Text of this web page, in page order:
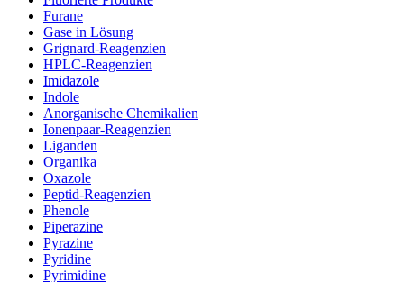
Furane
Gase in Lösung
Grignard-Reagenzien
HPLC-Reagenzien
Imidazole
Indole
Anorganische Chemikalien
Ionenpaar-Reagenzien
Liganden
Organika
Oxazole
Peptid-Reagenzien
Phenole
Piperazine
Pyrazine
Pyridine
Pyrimidine